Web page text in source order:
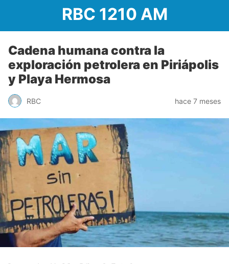
RBC 1210 AM
Cadena humana contra la
exploración petrolera en Piriápolis
y Playa Hermosa
RBC hace 7 meses